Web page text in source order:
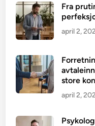
Fra
april 2,
store
april 2,